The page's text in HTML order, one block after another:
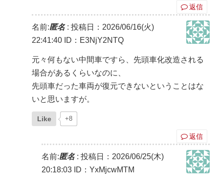
返信
名前:匿名: 投稿日：2026/06/16(火)
22:41:40 ID：E3NjY2NTQ
元々何もない中間車ですら、先頭車化改造される
場合があるくらいなのに、
先頭車だった車両が復元できないということはな
いと思いますが。
Like +8
返信
名前:匿名: 投稿日：2026/06/25(木)
20:18:03 ID：YxMjcwMTM